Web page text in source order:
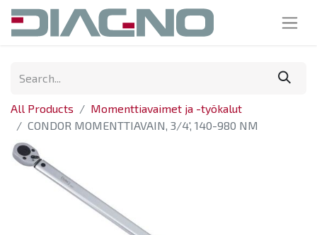
All Products
Momenttiavaimet ja -työkalut
CONDOR MOMENTTIAVAIN, 3/4', 140-980 NM